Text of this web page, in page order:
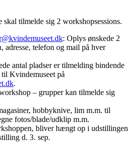
skal tilmelde sig 2 workshopsessions.
: Oplys ønskede 2
adresse, telefon og mail på hver
antal pladser er tilmelding bindende
Kvindemuseet på
.
– grupper kan tilmelde sig
hobbyknive, lim m.m. til
fotos/blade/udklip m.m.
bliver hængt op i udstillingen
d. 3. sep.